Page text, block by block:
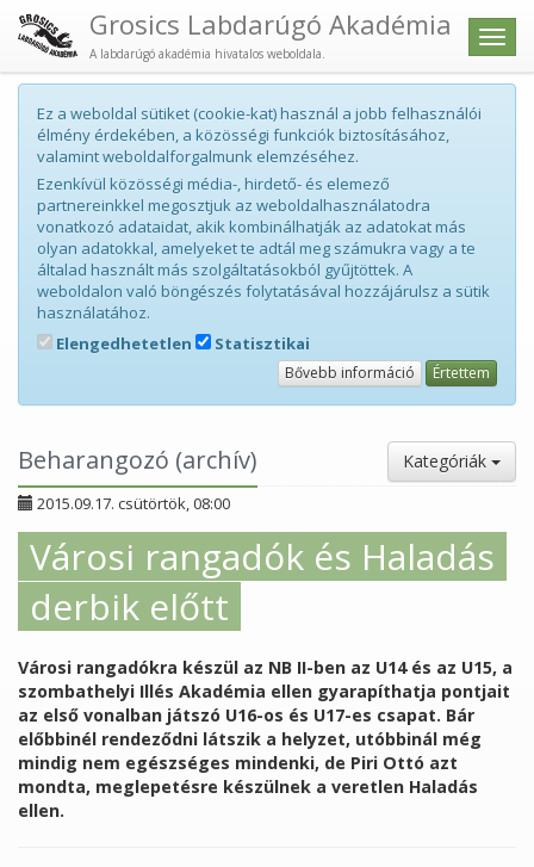
Menü
Grosics Labdarúgó Akadémia
A labdarúgó akadémia hivatalos weboldala.
Ez a weboldal sütiket (cookie-kat) használ a jobb felhasználói
élmény érdekében, a közösségi funkciók biztosításához,
valamint weboldalforgalmunk elemzéséhez.
Ezenkívül közösségi média-, hirdető- és elemező
partnereinkkel megosztjuk az weboldalhasználatodra
vonatkozó adataidat, akik kombinálhatják az adatokat más
olyan adatokkal, amelyeket te adtál meg számukra vagy a te
általad használt más szolgáltatásokból gyűjtöttek. A
weboldalon való böngészés folytatásával hozzájárulsz a sütik
használatához.
Elengedhetetlen
Statisztikai
Bővebb információ Értettem
Beharangozó (archív) Kategóriák
2015.09.17. csütörtök, 08:00
Városi rangadók és Haladás
derbik előtt
Városi rangadókra készül az NB II-ben az U14 és az U15, a
szombathelyi Illés Akadémia ellen gyarapíthatja pontjait
az első vonalban játszó U16-os és U17-es csapat. Bár
előbbinél rendeződni látszik a helyzet, utóbbinál még
mindig nem egészséges mindenki, de Piri Ottó azt
mondta, meglepetésre készülnek a veretlen Haladás
ellen.